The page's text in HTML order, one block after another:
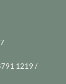
1219 /